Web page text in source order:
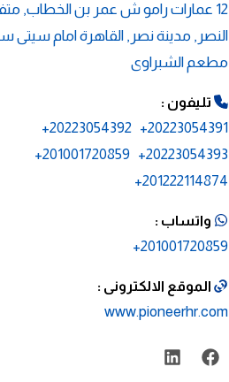
12 عمارات رامو ش عمر بن الخطاب,
النصر, مدينة نصر, القاهرة امام سيتى
مطعم الشبراوى
تليفون :
20223054391+
20223054392+
20223054393+
201001720859+
201222114874+
واتساب :
201001720859+
الموقع الالكترونى :
www.pioneerhr.com